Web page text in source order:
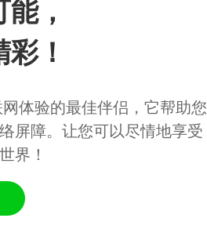
，
！
体验的最佳伴侣，它帮助您
屏障。让您可以尽情地享受
界！